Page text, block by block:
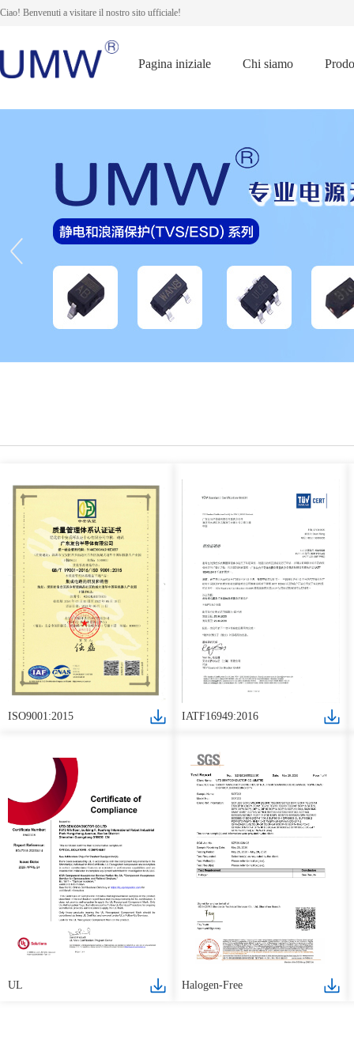
Ciao! Benvenuti a visitare il nostro sito ufficiale!
Pagina iniziale Chi siamo
ISO9001:2015 IATF16949:2016
UL Halogen-Free